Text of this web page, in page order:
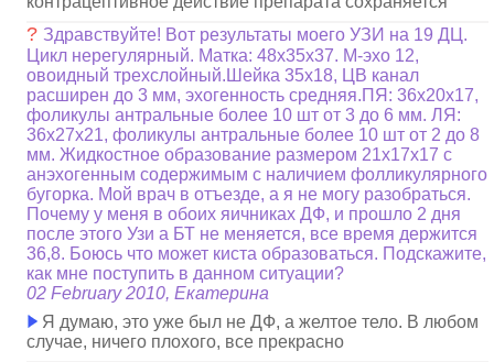
? Здравствуйте! Вот результаты моего УЗИ на 19 ДЦ.
Цикл нерегулярный. Матка: 48х35х37. М-эхо 12,
овоидный трехслойный.Шейка 35х18, ЦВ канал
расширен до 3 мм, эхогенность средняя.ПЯ: 36х20х17,
фоликулы антральные более 10 шт от 3 до 6 мм. ЛЯ:
36х27х21, фоликулы антральные более 10 шт от 2 до 8
мм. Жидкостное образование размером 21х17х17 с
анэхогенным содержимым с наличием фолликулярного
бугорка. Мой врач в отъезде, а я не могу разобраться.
Почему у меня в обоих яичниках ДФ, и прошло 2 дня
после этого Узи а БТ не меняется, все время держится
36,8. Боюсь что может киста образоваться. Подскажите,
как мне поступить в данном ситуации?
02 February 2010, Екатерина
Я думаю, это уже был не ДФ, а желтое тело. В любом
случае, ничего плохого, все прекрасно